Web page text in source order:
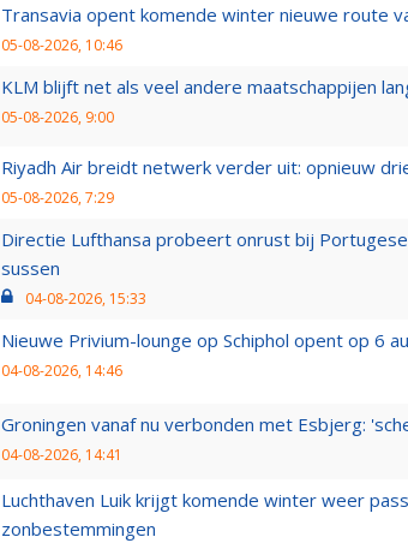
Transavia opent komende winter nieuwe route
05-08-2026, 10:46
KLM blijft net als veel andere maatschappijen
05-08-2026, 9:00
Riyadh Air breidt netwerk verder uit: opnieuw
05-08-2026, 7:29
Directie Lufthansa probeert onrust bij
sussen
04-08-2026, 15:33
Nieuwe Privium-lounge op Schiphol opent op 6
04-08-2026, 14:46
Groningen vanaf nu verbonden met Esbjerg:
04-08-2026, 14:41
Luchthaven Luik krijgt komende winter weer
zonbestemmingen